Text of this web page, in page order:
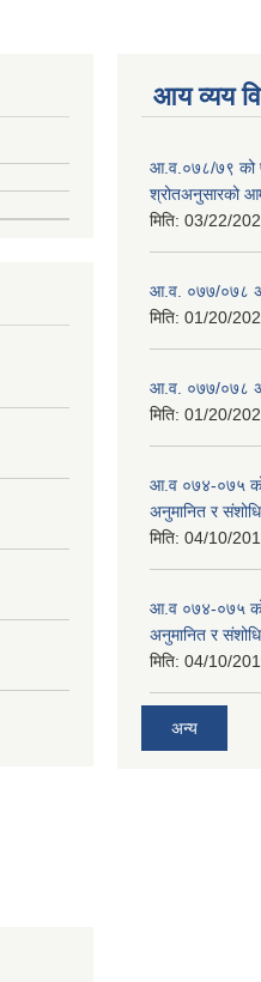
आय व्यय
आ.व.०७८/७९ को
श्रोतअनुसारको
मिति: 03/22/
आ.व. ०७७/०७८
मिति: 01/20/
आ.व. ०७७/०७८
मिति: 01/20/
आ.व ०७४-०७५
अनुमानित र
मिति: 04/10/
आ.व ०७४-०७५
अनुमानित र
मिति: 04/10/
अन्य